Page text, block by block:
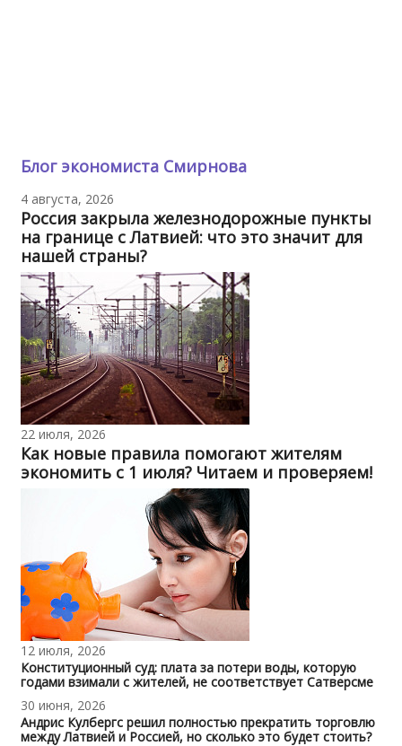
Блог экономиста Смирнова
4 августа, 2026
Россия закрыла железнодорожные пункты
на границе с Латвией: что это значит для
нашей страны?
22 июля, 2026
Как новые правила помогают жителям
экономить с 1 июля? Читаем и проверяем!
12 июля, 2026
Конституционный суд: плата за потери воды, которую
годами взимали с жителей, не соответствует Сатверсме
30 июня, 2026
Андрис Кулбергс решил полностью прекратить торговлю
между Латвией и Россией, но сколько это будет стоить?